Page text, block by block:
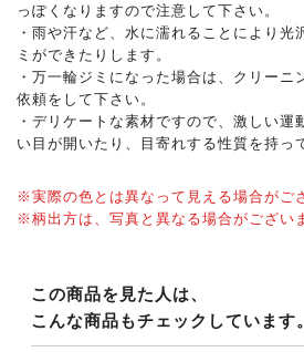
っぽくなりますので注意して下さい。
・雨や汗など、水に濡れることにより光
ミができたりします。
・万一輪ジミになった場合は、クリーニ
依頼をして下さい。
・デリケートな素材ですので、激しい運
い目が開いたり、目寄れする性質を持っ
※実際の色とは異なって見える場合がご
※柄出方は、写真と異なる場合がござい
この商品を見た人は、
こんな商品もチェックしています。